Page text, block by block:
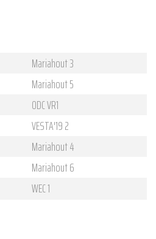
Mariahout 3
Mariahout 5
ODC VR1
VESTA'19 2
Mariahout 4
Mariahout 6
WEC 1